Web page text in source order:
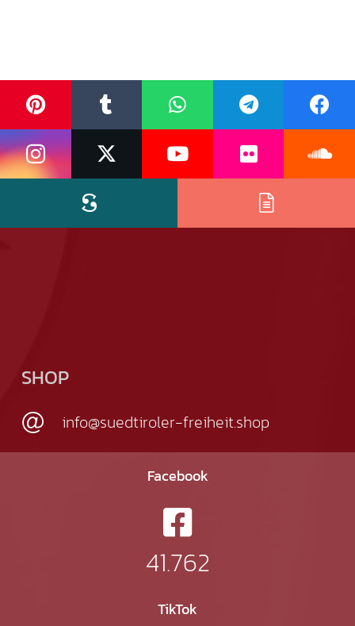
SHOP
info@suedtiroler-freiheit.shop
Facebook
41.762
TikTok